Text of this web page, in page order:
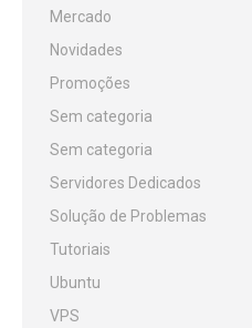
Mercado
Novidades
Promoções
Sem categoria
Sem categoria
Servidores Dedicados
Solução de Problemas
Tutoriais
Ubuntu
VPS